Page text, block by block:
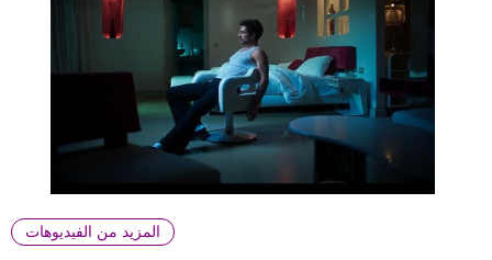
المزيد من الفيديوهات